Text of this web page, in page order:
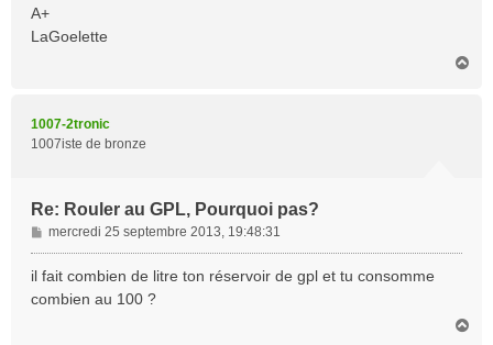
A+
LaGoelette
1007-2tronic
1007iste de bronze
Re: Rouler au GPL, Pourquoi pas?
M
e
s
mercredi 25 septembre 2013, 19:48:31
il fait combien de litre ton réservoir de gpl et tu consomme
combien au 100 ?